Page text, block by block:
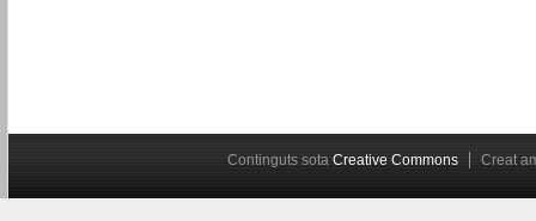
Continguts sota Creative Commons Creat